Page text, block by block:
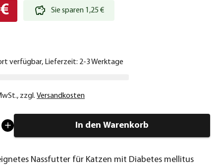
Sie sparen 1,25 €
verfügbar, Lieferzeit: 2-3 Werktage
, zzgl. Versandkosten
In den Warenkorb
Nassfutter für Katzen mit Diabetes mellitus